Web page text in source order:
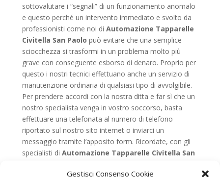
Gestisci Consenso Cookie
sottovalutare i “segnali” di un funzionamento anomalo
e questo perché un intervento immediato e svolto da
professionisti come noi di Automazione Tapparelle
Civitella San Paolo può evitare che una semplice
sciocchezza si trasformi in un problema molto più
grave con conseguente esborso di denaro. Proprio per
questo i nostri tecnici effettuano anche un servizio di
manutenzione ordinaria di qualsiasi tipo di avvolgibile.
Per prendere accordi con la nostra ditta e far sì che un
nostro specialista venga in vostro soccorso, basta
effettuare una telefonata al numero di telefono
riportato sul nostro sito internet o inviarci un
messaggio tramite l’apposito form. Ricordate, con gli
specialisti di Automazione Tapparelle Civitella San
situazione dei validi alleati che sapranno sempre